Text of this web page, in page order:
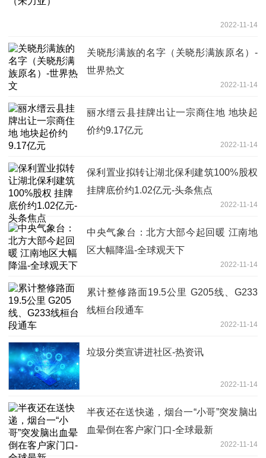
2022-11-14
关晓彤满族的名字（关晓彤满族原名）-
世界热文
2022-11-14
丽水缙云县挂牌出让一宗商住地 地块起
价约9.17亿元
2022-11-14
保利置业拟转让湖北保利建筑100%股权
挂牌底价约1.02亿元-头条焦点
2022-11-14
中央气象台：北方大部今起回暖 江南地
区大幅降温-全球观天下
2022-11-14
累计整修路面19.5公里 G205线、G233
线桓台段通车
2022-11-14
垃圾分类宣讲进社区-热资讯
2022-11-14
半夜还在送快递，烟台一“小哥”突发脑出
血晕倒在客户家门口-全球最新
2022-11-14